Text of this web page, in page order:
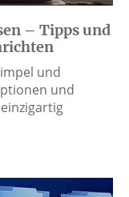
– Tipps und
und
und